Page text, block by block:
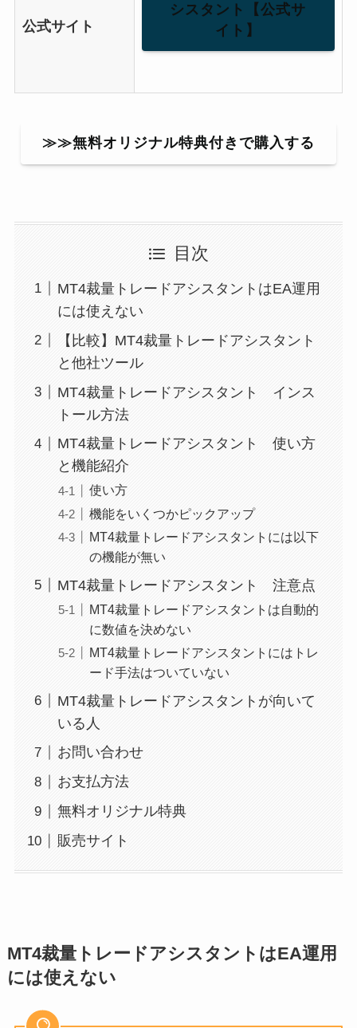
公式サイト
シスタント【公式サ
イト】
≫≫無料オリジナル特典付きで購入する
目次
MT4裁量トレードアシスタントはEA運用
には使えない
【比較】MT4裁量トレードアシスタント
と他社ツール
MT4裁量トレードアシスタント インス
トール方法
MT4裁量トレードアシスタント 使い方
と機能紹介
使い方
機能をいくつかピックアップ
MT4裁量トレードアシスタントには以下
の機能が無い
MT4裁量トレードアシスタント 注意点
MT4裁量トレードアシスタントは自動的
に数値を決めない
MT4裁量トレードアシスタントにはトレ
ード手法はついていない
MT4裁量トレードアシスタントが向いて
いる人
お問い合わせ
お支払方法
無料オリジナル特典
販売サイト
MT4裁量トレードアシスタントはEA運用
には使えない